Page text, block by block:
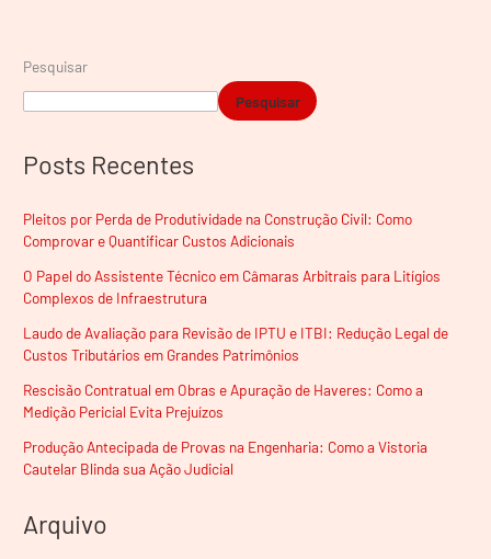
Pesquisar
Pesquisar
Posts Recentes
Pleitos por Perda de Produtividade na Construção Civil: Como
Comprovar e Quantificar Custos Adicionais
O Papel do Assistente Técnico em Câmaras Arbitrais para Litígios
Complexos de Infraestrutura
Laudo de Avaliação para Revisão de IPTU e ITBI: Redução Legal de
Custos Tributários em Grandes Patrimônios
Rescisão Contratual em Obras e Apuração de Haveres: Como a
Medição Pericial Evita Prejuízos
Produção Antecipada de Provas na Engenharia: Como a Vistoria
Cautelar Blinda sua Ação Judicial
Arquivo